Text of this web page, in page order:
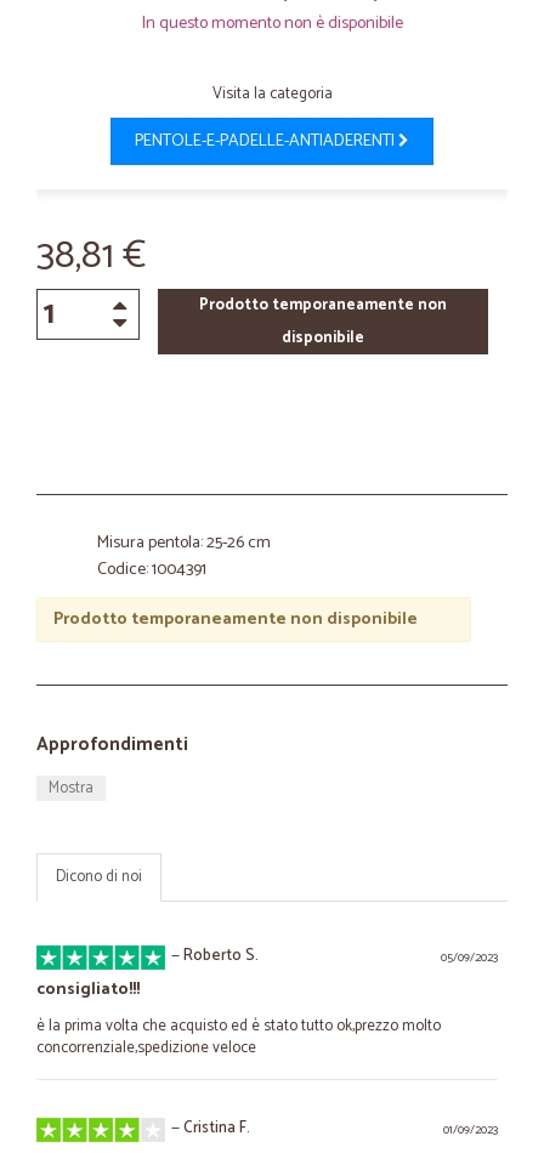
In questo momento non è disponibile
Visita la categoria
PENTOLE-E-PADELLE-ANTIADERENTI
38,81 €
Prodotto temporaneamente non
disponibile
Misura pentola: 25-26 cm
Codice: 1004391
Prodotto temporaneamente non disponibile
Approfondimenti
Mostra
Dicono di noi
05/09/2023
—Roberto S.
consigliato!!!
è la prima volta che acquisto ed è stato tutto ok,prezzo molto
concorrenziale,spedizione veloce
01/09/2023
—Cristina F.